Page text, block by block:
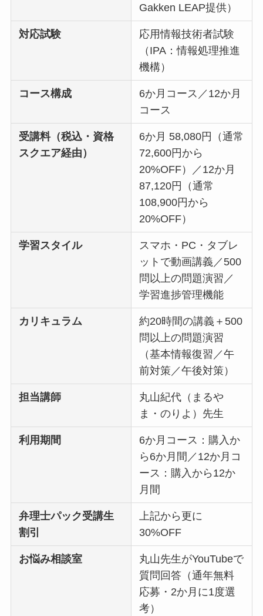
Gakken LEAP提供）
対応試験
応用情報技術者試験
（IPA：情報処理推進
機構）
コース構成
6か月コース／12か月
コース
受講料（税込・資格
スクエア経由）
6か月 58,080円（通常
72,600円から
20%OFF）／12か月
87,120円（通常
108,900円から
20%OFF）
学習スタイル
スマホ・PC・タブレ
ットで動画講義／500
問以上の問題演習／
学習進捗管理機能
カリキュラム
約20時間の講義＋500
問以上の問題演習
（基本情報復習／午
前対策／午後対策）
担当講師
丸山紀代（まるや
ま・のりよ）先生
利用期間
6か月コース：購入か
ら6か月間／12か月コ
ース：購入から12か
月間
弁理士パック受講生
割引
上記から更に
30%OFF
お悩み相談室
丸山先生がYouTubeで
質問回答（通年無料
応募・2か月に1度選
考）